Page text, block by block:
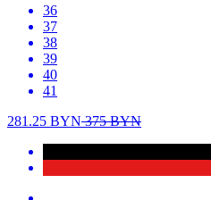
36
37
38
39
40
41
281.25 BYN375BYN